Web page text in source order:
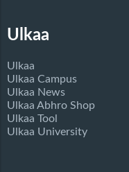
Ulkaa
Ulkaa
Ulkaa Campus
Ulkaa News
Ulkaa Abhro Shop
Ulkaa Tool
Ulkaa University